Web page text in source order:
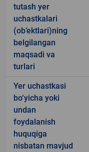
tutash yer
uchastkalari
(ob’ektlari)ning
belgilangan
maqsadi va
turlari
Yer uchastkasi
bo‘yicha yoki
undan
foydalanish
huquqiga
nisbatan mavjud